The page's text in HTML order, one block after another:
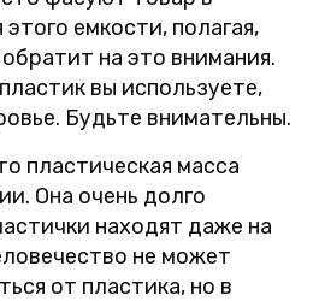
емкости, полагая,
на это внимания.
вы используете,
Будьте внимательны.
пластическая масса
Она очень долго
находят даже на
не может
от пластика, но в